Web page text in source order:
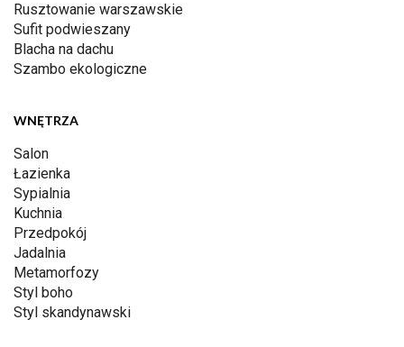
Rusztowanie warszawskie
Sufit podwieszany
Blacha na dachu
Szambo ekologiczne
WNĘTRZA
Salon
Łazienka
Sypialnia
Kuchnia
Przedpokój
Jadalnia
Metamorfozy
Styl boho
Styl skandynawski